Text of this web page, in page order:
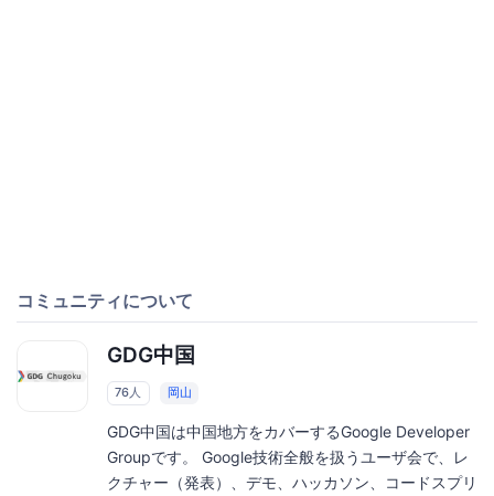
コミュニティについて
GDG中国
76人 岡山
GDG中国は中国地方をカバーするGoogle Developer
Groupです。 Google技術全般を扱うユーザ会で、レ
クチャー（発表）、デモ、ハッカソン、コードスプリ